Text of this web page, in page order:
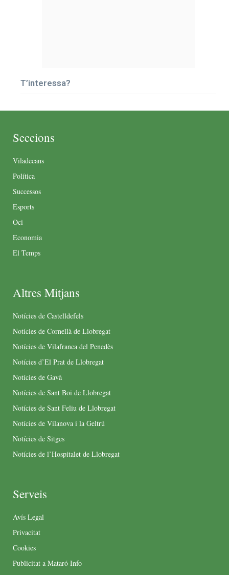
T’interessa?
Seccions
Viladecans
Política
Successos
Esports
Oci
Economia
El Temps
Altres Mitjans
Notícies de Castelldefels
Notícies de Cornellà de Llobregat
Notícies de Vilafranca del Penedès
Notícies d’El Prat de Llobregat
Notícies de Gavà
Notícies de Sant Boi de Llobregat
Notícies de Sant Feliu de Llobregat
Notícies de Vilanova i la Geltrú
Notícies de Sitges
Notícies de l’Hospitalet de Llobregat
Serveis
Avís Legal
Privacitat
Cookies
Publicitat a Mataró Info